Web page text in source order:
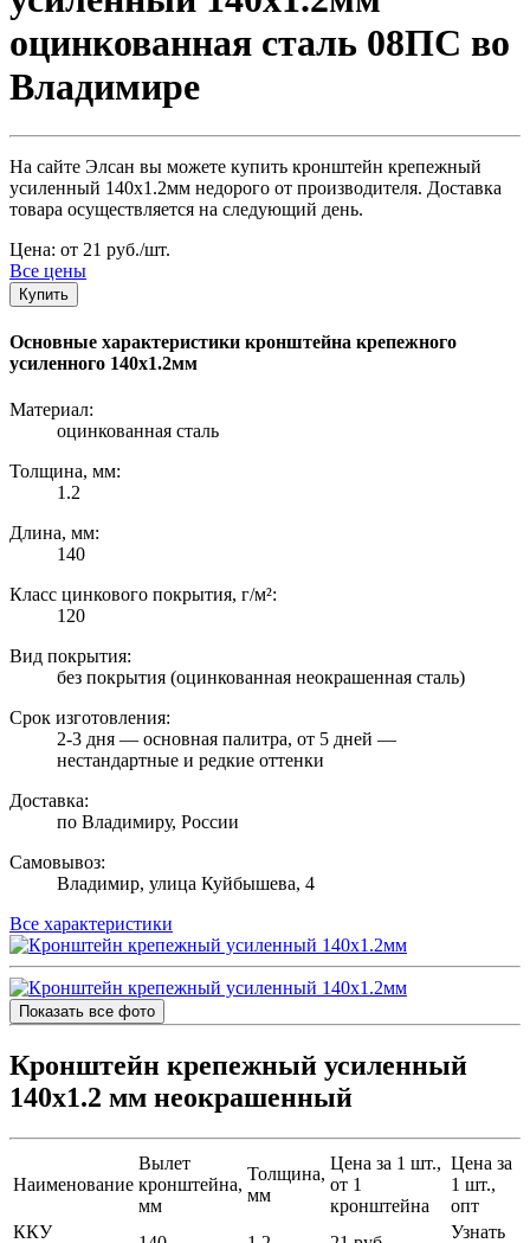
оцинкованная сталь 08ПС во
Владимире
На сайте Элсан вы можете купить кронштейн крепежный
усиленный 140х1.2мм недорого от производителя. Доставка
товара осуществляется на следующий день.
Цена: от 21 руб./шт.
Все цены
Купить
Основные характеристики кронштейна крепежного
усиленного 140х1.2мм
Материал:
оцинкованная сталь
Толщина, мм:
1.2
Длина, мм:
140
Класс цинкового покрытия, г/м²:
120
Вид покрытия:
без покрытия (оцинкованная неокрашенная сталь)
Срок изготовления:
2-3 дня — основная палитра, от 5 дней —
нестандартные и редкие оттенки
Доставка:
по Владимиру, России
Самовывоз:
Владимир, улица Куйбышева, 4
Все характеристики
Показать все фото
Кронштейн крепежный усиленный
140х1.2 мм неокрашенный
Наименование
Вылет
кронштейна,
мм
Толщина,
мм
Цена за 1 шт.,
от 1
кронштейна
Цена за
1 шт.,
опт
ККУ
Узнать